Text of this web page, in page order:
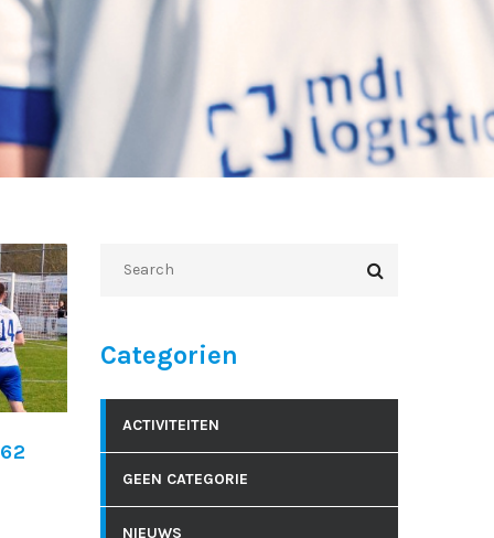
Categorien
ACTIVITEITEN
GEEN CATEGORIE
NIEUWS